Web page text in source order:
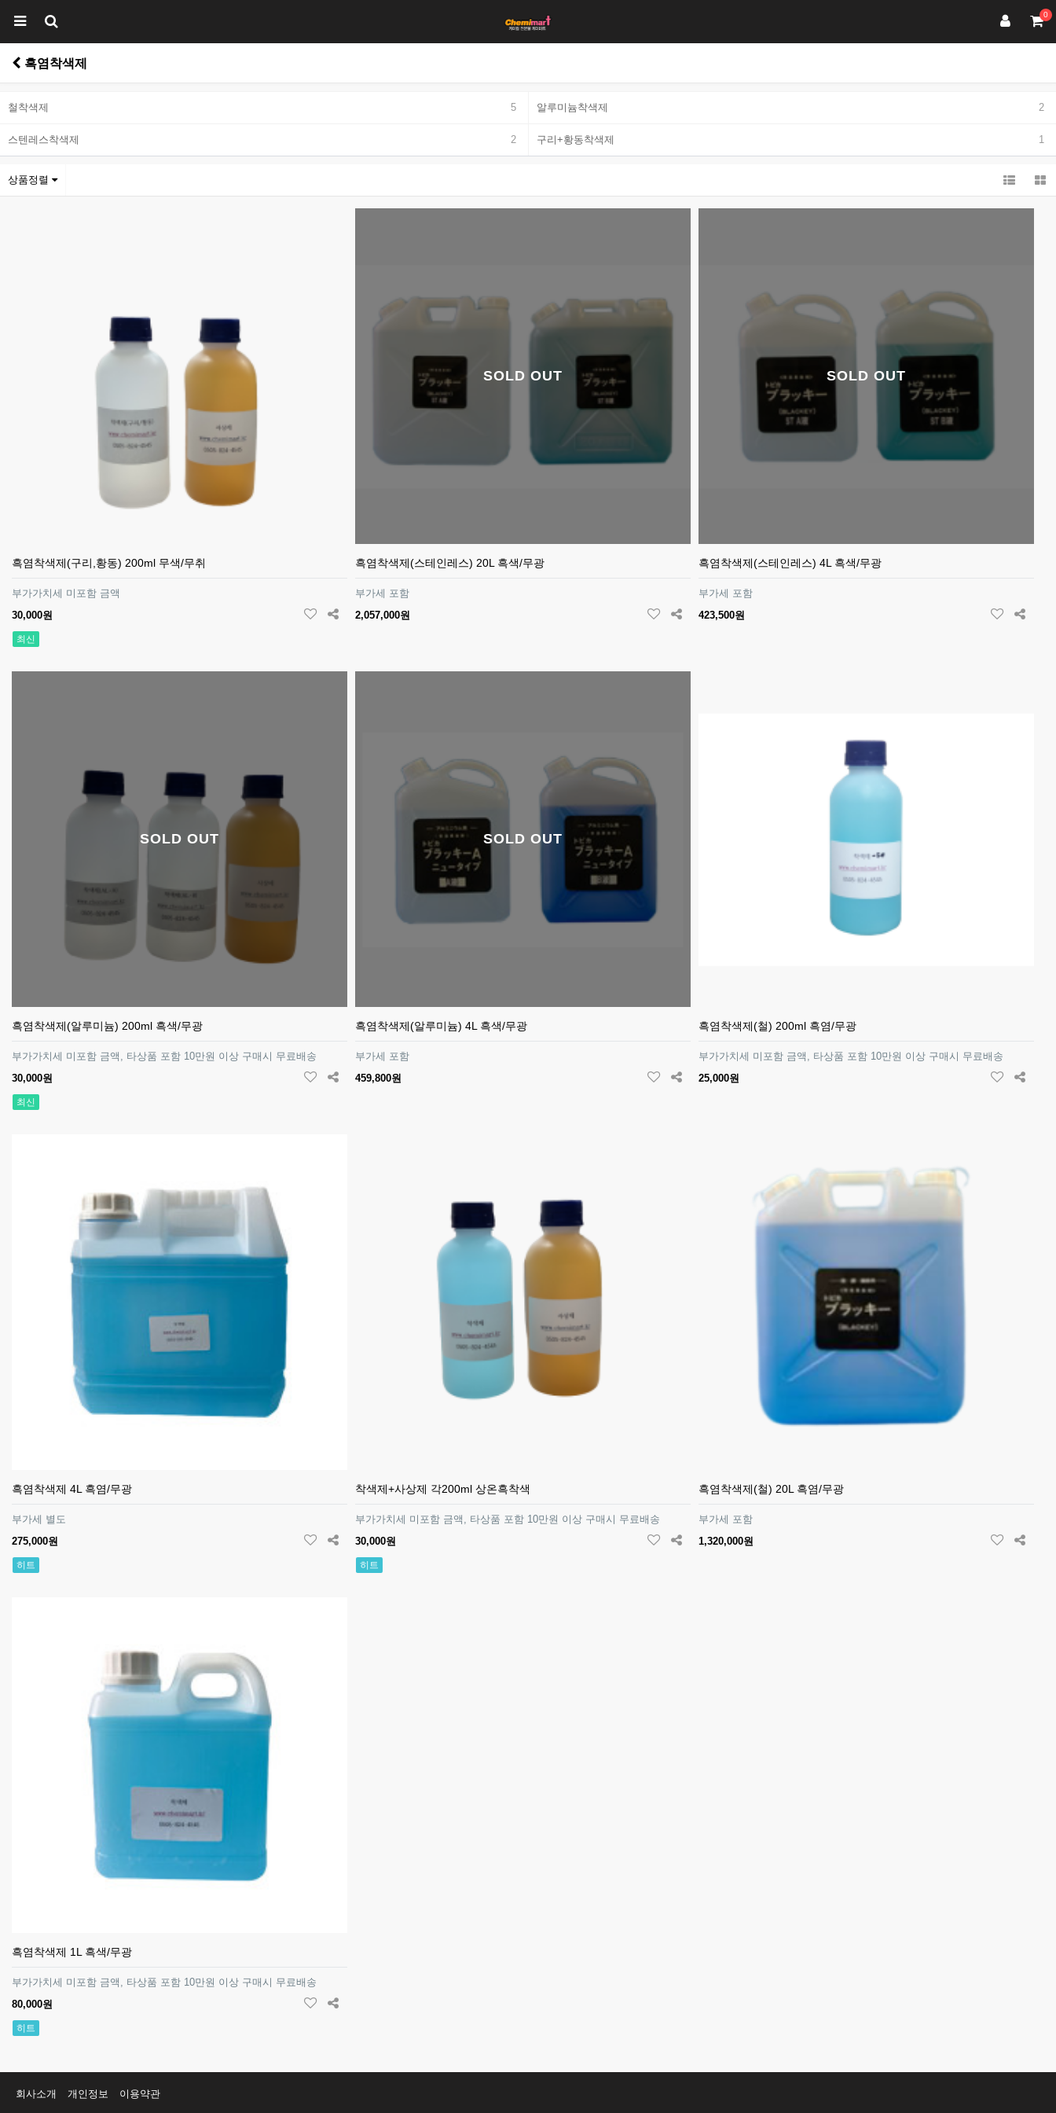
0
흑염착색제
철착색제 5 알루미늄착색제 2
스텐레스착색제 2 구리+황동착색제 1
상품정렬
흑염착색제(구리,황동) 200ml 무색/무취
부가가치세 미포함 금액
30,000원
최신
SOLD OUT
흑염착색제(스테인레스) 20L 흑색/무광
부가세 포함
2,057,000원
SOLD OUT
흑염착색제(스테인레스) 4L 흑색/무광
부가세 포함
423,500원
SOLD OUT
흑염착색제(알루미늄) 200ml 흑색/무광
부가가치세 미포함 금액, 타상품 포함 10만원 이상 구매시 무료배송
30,000원
최신
SOLD OUT
흑염착색제(알루미늄) 4L 흑색/무광
부가세 포함
459,800원
흑염착색제(철) 200ml 흑염/무광
부가가치세 미포함 금액, 타상품 포함 10만원 이상 구매시 무료배송
25,000원
흑염착색제 4L 흑염/무광
부가세 별도
275,000원
히트
착색제+사상제 각200ml 상온흑착색
부가가치세 미포함 금액, 타상품 포함 10만원 이상 구매시 무료배송
30,000원
히트
흑염착색제(철) 20L 흑염/무광
부가세 포함
1,320,000원
흑염착색제 1L 흑색/무광
부가가치세 미포함 금액, 타상품 포함 10만원 이상 구매시 무료배송
80,000원
히트
회사소개 개인정보 이용약관